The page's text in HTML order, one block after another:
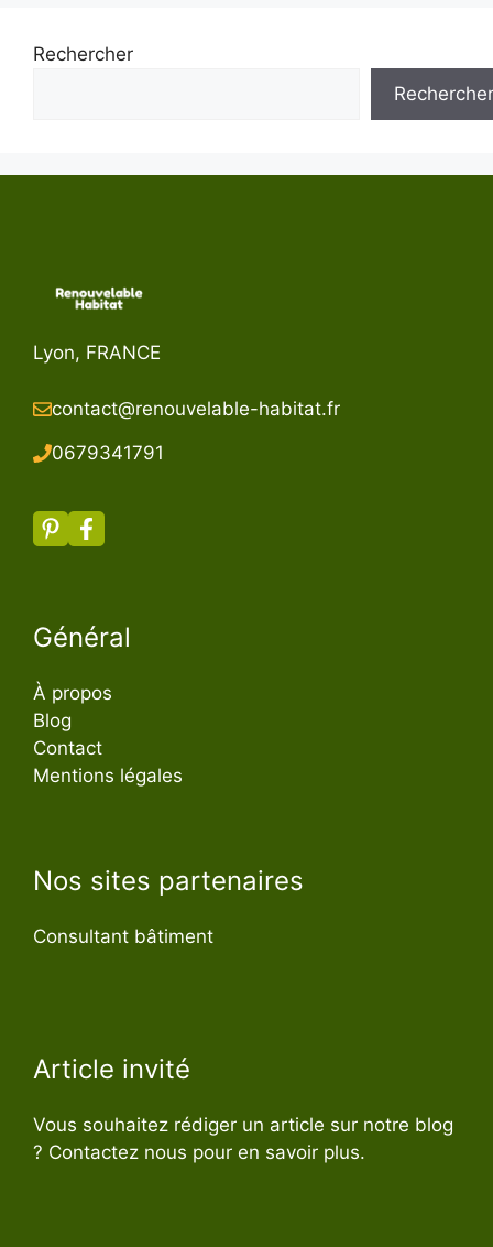
Rechercher
Rechercher
Lyon, FRANCE
contact@renouvelable-habitat.fr
0679341791
Général
À propos
Blog
Contact
Mentions légales
Nos sites partenaires
Consultant bâtiment
Article invité
Vous souhaitez rédiger un article sur notre blog
? Contactez nous pour en savoir plus.